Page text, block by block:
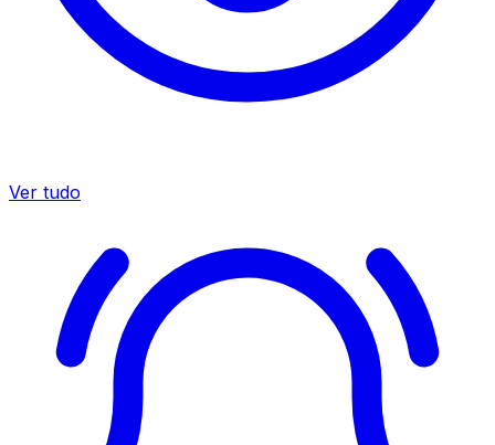
Ver tudo